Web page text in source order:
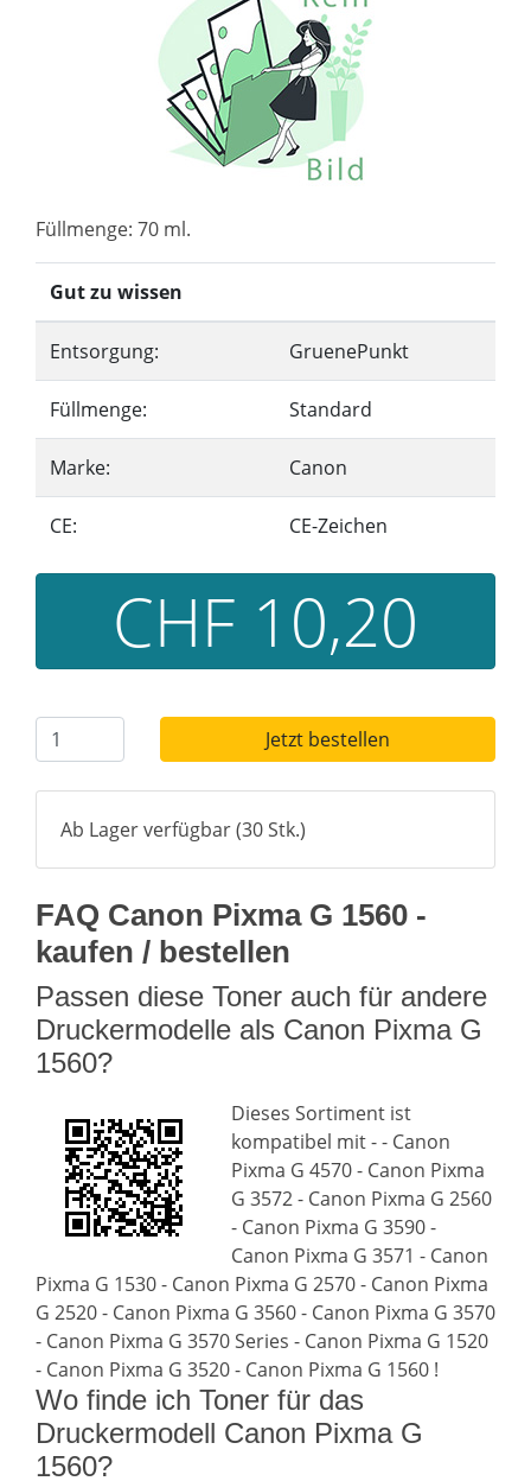
Füllmenge: 70 ml.
Gut zu wissen
Entsorgung: GruenePunkt
Füllmenge: Standard
Marke: Canon
CE: CE-Zeichen
CHF 10,20
Jetzt bestellen
Ab Lager verfügbar (30 Stk.)
FAQ Canon Pixma G 1560 -
kaufen / bestellen
Passen diese Toner auch für andere
Druckermodelle als Canon Pixma G
1560?
Dieses Sortiment ist
kompatibel mit - - Canon
Pixma G 4570 - Canon Pixma
G 3572 - Canon Pixma G 2560
- Canon Pixma G 3590 -
Canon Pixma G 3571 - Canon
Pixma G 1530 - Canon Pixma G 2570 - Canon Pixma
G 2520 - Canon Pixma G 3560 - Canon Pixma G 3570
- Canon Pixma G 3570 Series - Canon Pixma G 1520
- Canon Pixma G 3520 - Canon Pixma G 1560 !
Wo finde ich Toner für das
Druckermodell Canon Pixma G
1560?